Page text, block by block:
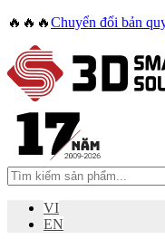
🔥🔥🔥Chuyển đổi bản
VI
EN